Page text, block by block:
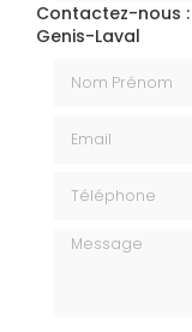
Contactez-nous
Genis-Laval
Message